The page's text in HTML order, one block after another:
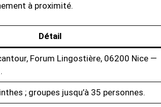
à proximité.
Détail
Forum Lingostière, 06200 Nice —
; groupes jusqu’à 35 personnes.